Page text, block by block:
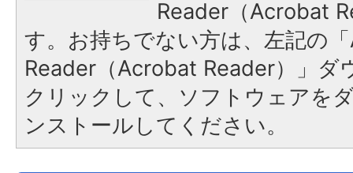
Reader（Acrobat
す。お持ちでない方は、左記の
Reader（Acrobat Reader）」ダ
クリックして、ソフトウェアを
ンストールしてください。